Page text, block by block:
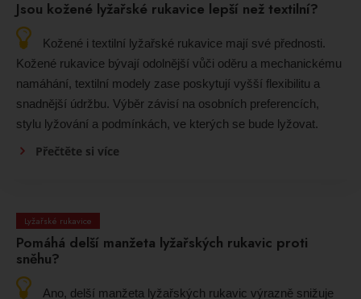
Jsou kožené lyžařské rukavice lepší než textilní?
Kožené i textilní lyžařské rukavice mají své přednosti.
Kožené rukavice bývají odolnější vůči oděru a mechanickému
namáhání, textilní modely zase poskytují vyšší flexibilitu a
snadnější údržbu. Výběr závisí na osobních preferencích,
stylu lyžování a podmínkách, ve kterých se bude lyžovat.
Přečtěte si více
Lyžařské rukavice
Pomáhá delší manžeta lyžařských rukavic proti
sněhu?
Ano, delší manžeta lyžařských rukavic výrazně snižuje